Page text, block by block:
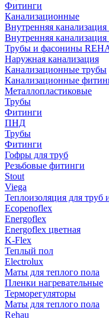
Фитинги
Канализационные
Внутренняя
Внутренняя канализация
Трубы и фасонины
Наружная канализация
Канализационные трубы
Канализационные
Металлопластиковые
Трубы
Фитинги
ПНД
Трубы
Фитинги
Гофры для труб
Резьбовые фитинги
Stout
Viega
Теплоизоляция для труб
Ecopenoflex
Energoflex
Energoflex цветная
K-Flex
Теплый пол
Electrolux
Маты для теплого пола
Пленки нагревательные
Терморегуляторы
Маты для теплого пола
Rehau